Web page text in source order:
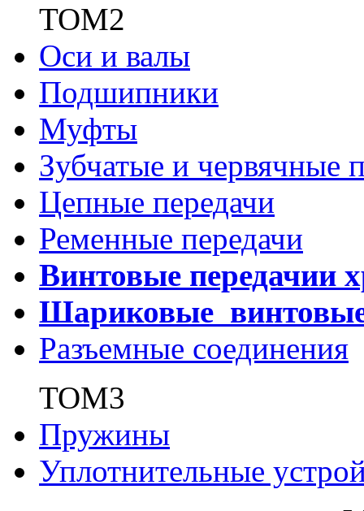
ТОМ2
Оси и валы
Подшипники
Муфты
Зубчатые и червячные
Цепные передачи
Ременные передачи
Винтовые передачии
Шариковые
Разъемные соединения
ТОМ3
Пружины
Уплотнительные